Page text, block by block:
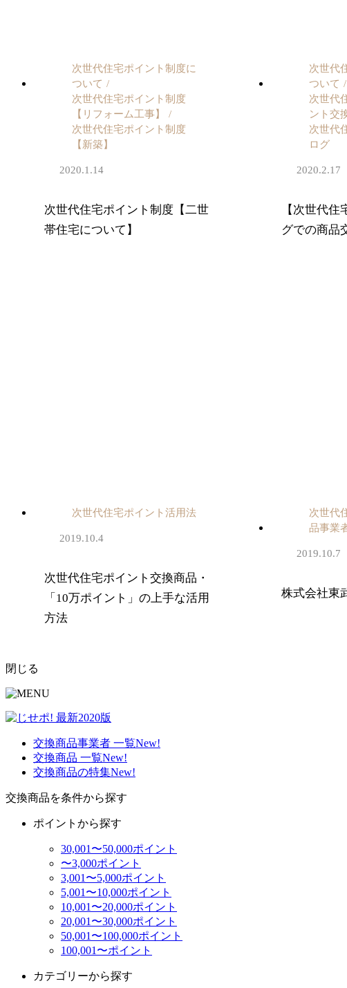
次世代住宅ポイント制度に
ついて
次世代住宅ポイント制度
【リフォーム工事】
次世代住宅ポイント制度
【新築】
2020.1.14
次世代住宅ポイント制度【二世
帯住宅について】
次世代
ついて
次世代
ント交
次世代
ログ
2020.2.17
【次世代住
グでの商品
次世代住宅ポイント活用法
2019.10.4
次世代住宅ポイント交換商品・
「10万ポイント」の上手な活用
方法
次世代
品事業
2019.10.7
株式会社東
閉じる
交換商品事業者 一覧New!
交換商品 一覧New!
交換商品の特集New!
交換商品を条件から探す
ポイントから探す
30,001〜50,000ポイント
〜3,000ポイント
3,001〜5,000ポイント
5,001〜10,000ポイント
10,001〜20,000ポイント
20,001〜30,000ポイント
50,001〜100,000ポイント
100,001〜ポイント
カテゴリーから探す